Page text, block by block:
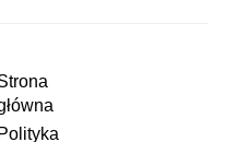
Polityka